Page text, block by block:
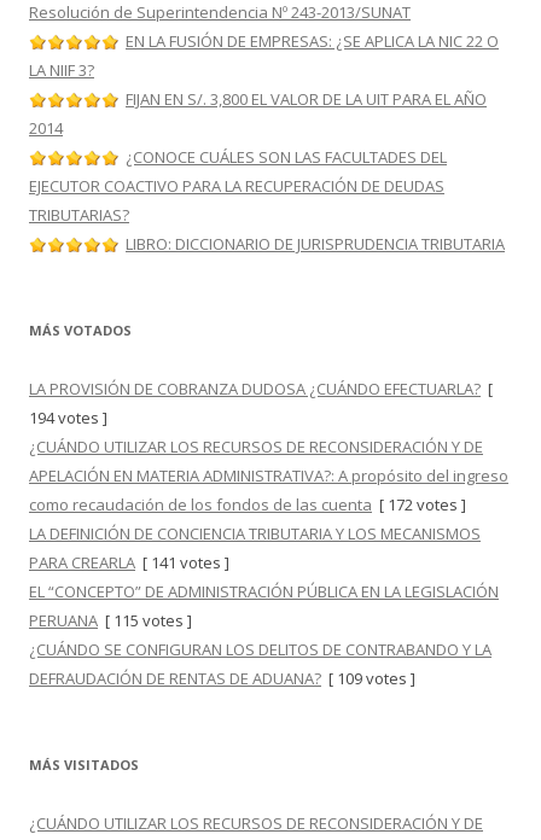
Resolución de Superintendencia Nº 243-2013/SUNAT
EN LA FUSIÓN DE EMPRESAS: ¿SE APLICA LA NIC 22 O
LA NIIF 3?
FIJAN EN S/. 3,800 EL VALOR DE LA UIT PARA EL AÑO
2014
¿CONOCE CUÁLES SON LAS FACULTADES DEL
EJECUTOR COACTIVO PARA LA RECUPERACIÓN DE DEUDAS
TRIBUTARIAS?
LIBRO: DICCIONARIO DE JURISPRUDENCIA TRIBUTARIA
MÁS VOTADOS
LA PROVISIÓN DE COBRANZA DUDOSA ¿CUÁNDO EFECTUARLA? [
194 votes ]
¿CUÁNDO UTILIZAR LOS RECURSOS DE RECONSIDERACIÓN Y DE
APELACIÓN EN MATERIA ADMINISTRATIVA?: A propósito del ingreso
como recaudación de los fondos de las cuenta [ 172 votes ]
LA DEFINICIÓN DE CONCIENCIA TRIBUTARIA Y LOS MECANISMOS
PARA CREARLA [ 141 votes ]
EL “CONCEPTO” DE ADMINISTRACIÓN PÚBLICA EN LA LEGISLACIÓN
PERUANA [ 115 votes ]
¿CUÁNDO SE CONFIGURAN LOS DELITOS DE CONTRABANDO Y LA
DEFRAUDACIÓN DE RENTAS DE ADUANA? [ 109 votes ]
MÁS VISITADOS
¿CUÁNDO UTILIZAR LOS RECURSOS DE RECONSIDERACIÓN Y DE